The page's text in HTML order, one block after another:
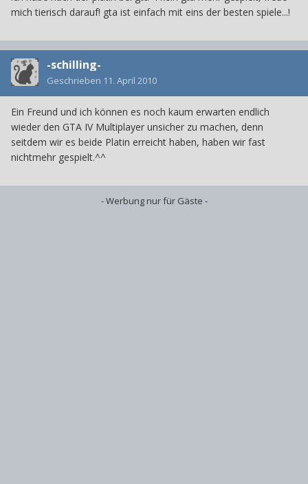
mich tierisch darauf! gta ist einfach mit eins der besten spiele...!
-schilling-
Geschrieben 11. April 2010
Ein Freund und ich können es noch kaum erwarten endlich
wieder den GTA IV Multiplayer unsicher zu machen, denn
seitdem wir es beide Platin erreicht haben, haben wir fast
nichtmehr gespielt.^^
- Werbung nur für Gäste -